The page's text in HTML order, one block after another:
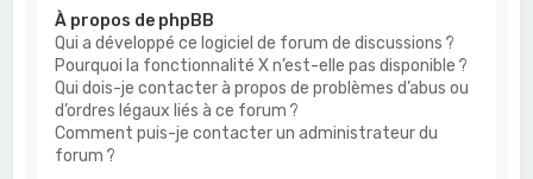
À propos de phpBB
Qui a développé ce logiciel de forum de discussions ?
Pourquoi la fonctionnalité X n’est-elle pas disponible ?
Qui dois-je contacter à propos de problèmes d’abus ou
d’ordres légaux liés à ce forum ?
Comment puis-je contacter un administrateur du
forum ?